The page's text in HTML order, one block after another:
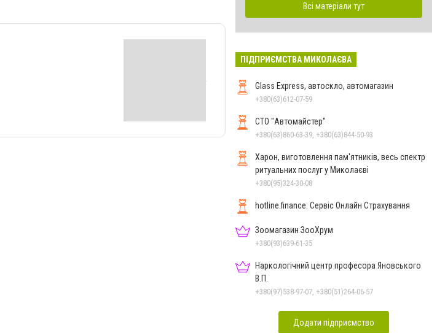
Всі матеріали тут
ПІДПРИЄМСТВА МИКОЛАЄВА
Glass Express, автоскло, автомагазин
+380(63)612-07-59
СТО "Автомайстер"
+380(63)860-63-39, +380(63)844-50-93
Харон, виготовлення пам'ятників, весь спектр
ритуальних послуг у Миколаєві
+380(95)324-30-08
hotline.finance: Сервіс Онлайн Страхування
Зоомагазин ЗооХрум
+380(93)639-61-35
Наркологічний центр професора Яновського
В.П.
+380(97)538-97-07, +380(51)264-06-57
Додати підприємство